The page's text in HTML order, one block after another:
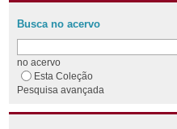
Busca no acervo
no acervo
Esta Coleção
Pesquisa avançada